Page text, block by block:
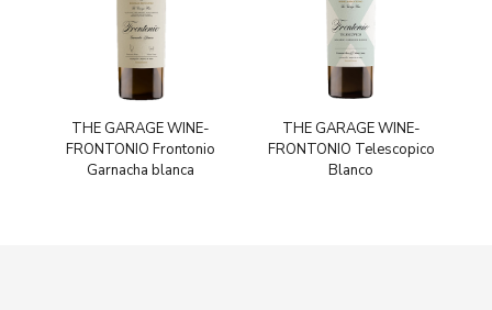
THE GARAGE WINE-
FRONTONIO Frontonio
Garnacha blanca
THE GARAGE WINE-
FRONTONIO Telescopico
Blanco